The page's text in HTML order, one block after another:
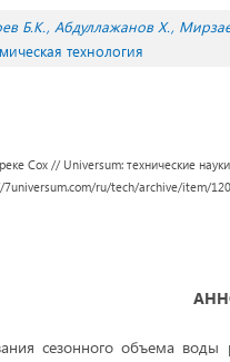
Б.К. Абдуллажанов Х.
технология
Сох // Universum: технические
7universum.com/ru/tech/archive/item/
A
сезонного объема